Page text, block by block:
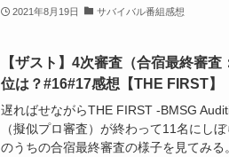
2021年8月19日 サバイバル番組感想
【ザスト】4次審査（合宿最終審
位は？#16#17感想【THE FIRST】
遅ればせながらTHE FIRST -BMSG
（擬似プロ審査）が終わって11名にし
のうちの合宿最終審査の様子を見てみ